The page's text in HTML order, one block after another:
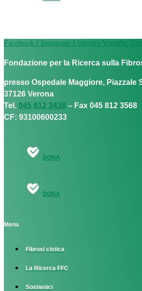
Facebook-f Instagram Linkedin Youtube
Fondazione per la Ricerca sulla
presso Ospedale Maggiore, Piazzale
37126 Verona
Tel. 045 812 3438 – Fax 045 812 3568
CF: 93100600233
DONA
DONA
Menu
Fibrosi cistica
La Ricerca FFC
Sostienici